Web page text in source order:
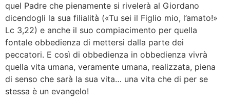
quel Padre che pienamente si rivelerà al Giordano
dicendogli la sua filialità («Tu sei il Figlio mio, l’amato!»
Lc 3,22) e anche il suo compiacimento per quella
fontale obbedienza di mettersi dalla parte dei
peccatori. E così di obbedienza in obbedienza vivrà
quella vita umana, veramente umana, realizzata, piena
di senso che sarà la sua vita… una vita che di per se
stessa è un evangelo!